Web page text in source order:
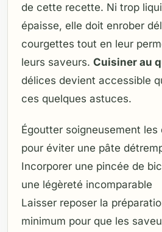
de cette recette. Ni trop
épaisse, elle doit enrober
courgettes tout en leur
leurs saveurs. Cuisiner au
délices devient accessible
ces quelques astuces.
Égoutter soigneusement
pour éviter une pâte
Incorporer une pincée de
une légèreté incomparable
Laisser reposer la
minimum pour que les